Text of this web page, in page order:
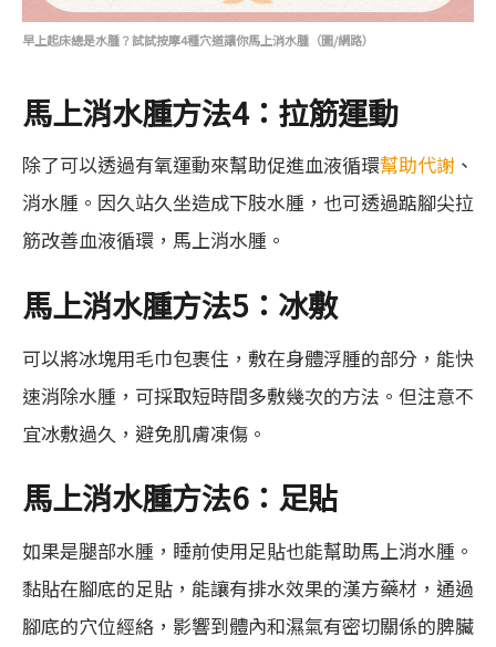
早上起床總是水腫？試試按摩4種穴道讓你馬上消水腫（圖/網路）
馬上消水腫方法4：拉筋運動
除了可以透過有氧運動來幫助促進血液循環幫助代謝 、
消水腫。因久站久坐造成下肢水腫，也可透過踮腳尖拉
筋改善血液循環，馬上消水腫。
馬上消水腫方法5：冰敷
可以將冰塊用毛巾包裹住，敷在身體浮腫的部分，能快
速消除水腫，可採取短時間多敷幾次的方法。但注意不
宜冰敷過久，避免肌膚凍傷。
馬上消水腫方法6：足貼
如果是腿部水腫，睡前使用足貼也能幫助馬上消水腫。
黏貼在腳底的足貼，能讓有排水效果的漢方藥材，通過
腳底的穴位經絡，影響到體內和濕氣有密切關係的脾臟